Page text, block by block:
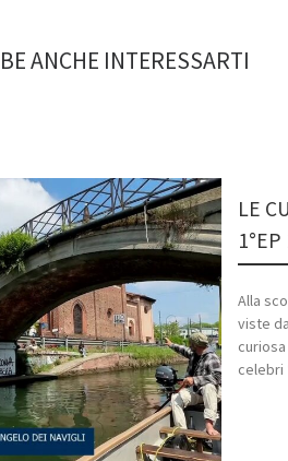
ANCHE INTERESSARTI
LE
Alla
viste
celebri